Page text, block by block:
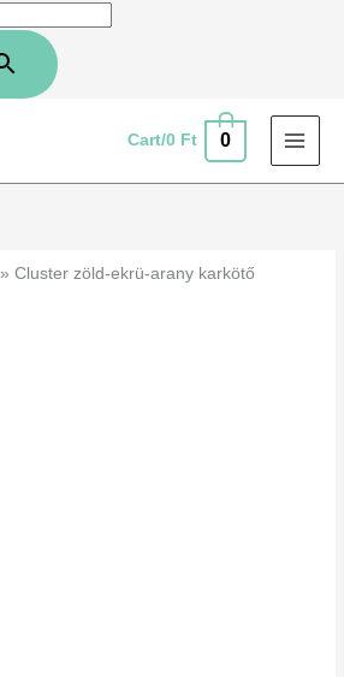
Cart/0 Ft 0
»Cluster zöld-ekrü-arany karkötő